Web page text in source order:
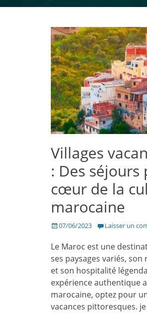
Villages
: Des séjours
cœur de la
marocaine
Posté07/06/2023 Laisser un
Le Maroc est une
ses paysages variés,
et son hospitalité
expérience authentique
marocaine, optez pour
vacances pittoresques.